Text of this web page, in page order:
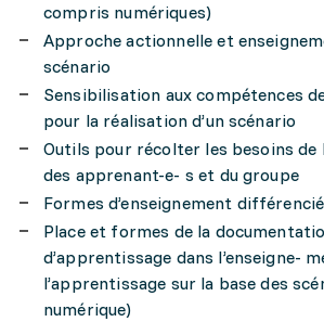
compris numériques)
Approche actionnelle et
scénario
Sensibilisation aux compétences
pour la réalisation d’un scénario
Outils pour récolter les besoins de
des apprenant-e- s et du groupe
Formes d’enseignement différencié
Place et formes de la
d’apprentissage dans l’enseigne-
l’apprentissage sur la base des
numérique)